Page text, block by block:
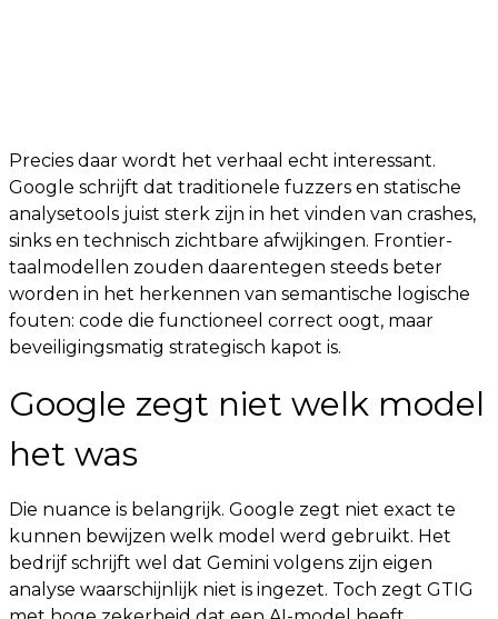
Precies daar wordt het verhaal echt interessant.
Google schrijft dat traditionele fuzzers en statische
analysetools juist sterk zijn in het vinden van crashes,
sinks en technisch zichtbare afwijkingen. Frontier-
taalmodellen zouden daarentegen steeds beter
worden in het herkennen van semantische logische
fouten: code die functioneel correct oogt, maar
beveiligingsmatig strategisch kapot is.
Google zegt niet welk model
het was
Die nuance is belangrijk. Google zegt niet exact te
kunnen bewijzen welk model werd gebruikt. Het
bedrijf schrijft wel dat Gemini volgens zijn eigen
analyse waarschijnlijk niet is ingezet. Toch zegt GTIG